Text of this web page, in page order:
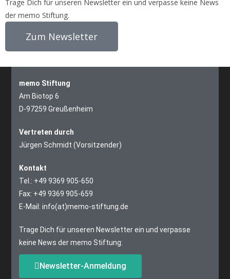
Trage Dich für unseren Newsletter ein und verpasse keine News
der memo Stiftung.
Zum Newsletter
memo Stiftung
Am Biotop 6
D-97259 Greußenheim
Vertreten durch
Jürgen Schmidt (Vorsitzender)
Kontakt
Tel.: +49 9369 905-650
Fax: +49 9369 905-659
E-Mail: info(at)memo-stiftung.de
Trage Dich für unseren Newsletter ein und verpasse
keine News der memo Stiftung:
Newsletter-Anmeldung